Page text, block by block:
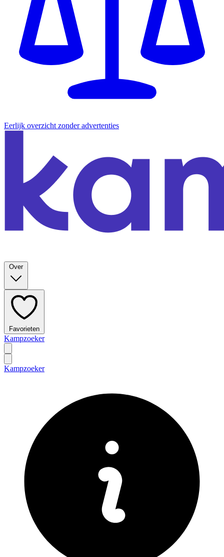
Eerlijk overzicht zonder advertenties
Over
Favorieten
Kampzoeker
Kampzoeker